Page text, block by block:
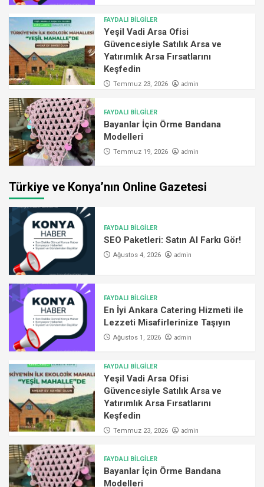
FAYDALI BİLGİLER
Yeşil Vadi Arsa Ofisi
Güvencesiyle Satılık Arsa ve
Yatırımlık Arsa Fırsatlarını
Keşfedin
Temmuz 23, 2026 admin
FAYDALI BİLGİLER
Bayanlar İçin Örme Bandana
Modelleri
Temmuz 19, 2026 admin
Türkiye ve Konya’nın Online Gazetesi
FAYDALI BİLGİLER
SEO Paketleri: Satın Al Farkı Gör!
Ağustos 4, 2026 admin
FAYDALI BİLGİLER
En İyi Ankara Catering Hizmeti ile
Lezzeti Misafirlerinize Taşıyın
Ağustos 1, 2026 admin
FAYDALI BİLGİLER
Yeşil Vadi Arsa Ofisi
Güvencesiyle Satılık Arsa ve
Yatırımlık Arsa Fırsatlarını
Keşfedin
Temmuz 23, 2026 admin
FAYDALI BİLGİLER
Bayanlar İçin Örme Bandana
Modelleri